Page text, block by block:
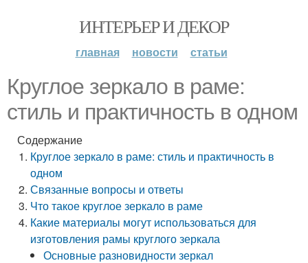
ИНТЕРЬЕР И ДЕКОР
главная новости статьи
Круглое зеркало в раме:
стиль и практичность в одном
Содержание
Круглое зеркало в раме: стиль и практичность в
одном
Связанные вопросы и ответы
Что такое круглое зеркало в раме
Какие материалы могут использоваться для
изготовления рамы круглого зеркала
Основные разновидности зеркал